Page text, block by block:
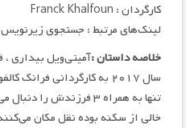
کارگردان : Franck Khalfoun
لینک‌های مرتبط : جستجوی
خلاصه داستان :آمیتی‌ویل بیداری
سال ۲۰۱۷ به کارگردانی
تنها به همراه ۳ فرزندش
خالی از سکنه بوده نقل مکان